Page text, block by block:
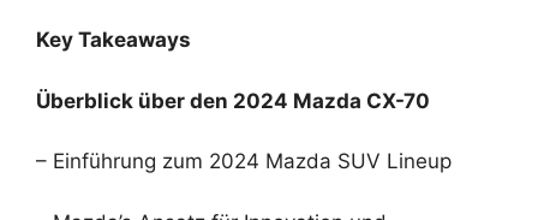
Key Takeaways
Überblick über den 2024 Mazda CX-70
– Einführung zum 2024 Mazda SUV Lineup